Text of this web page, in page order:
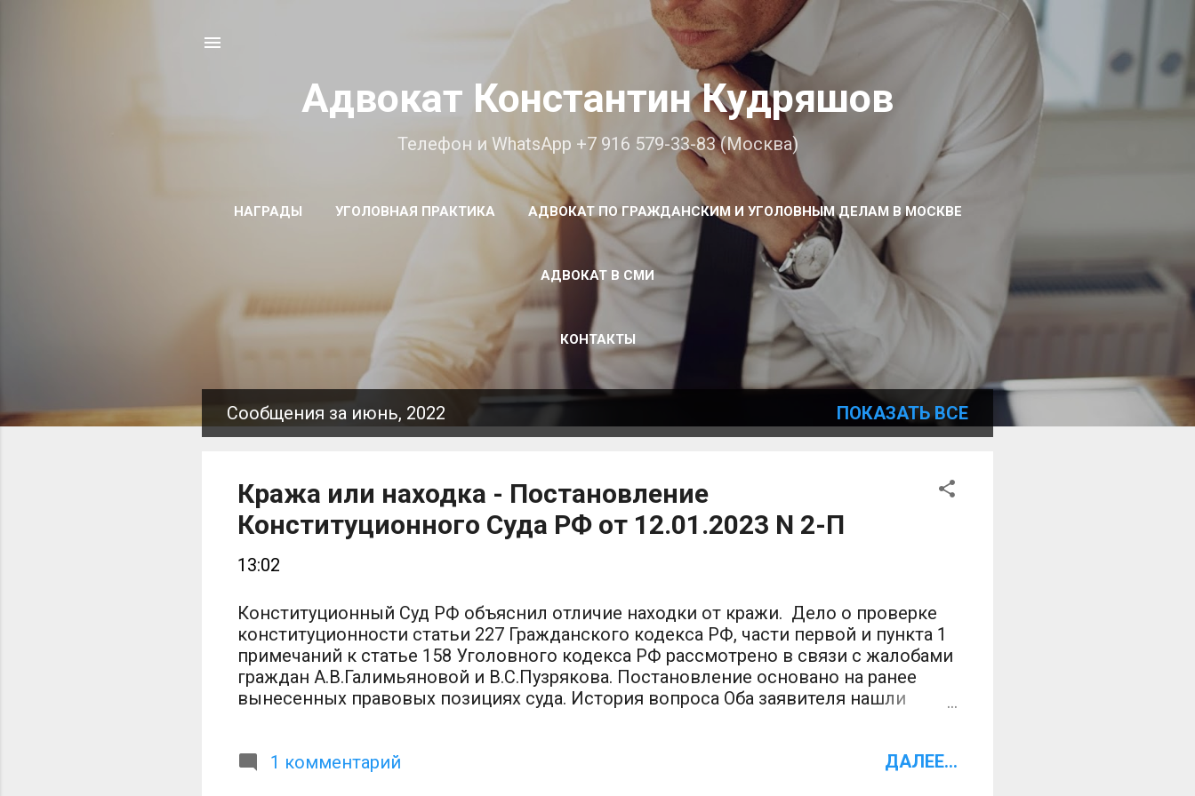
К основному контенту
Адвокат Константин Кудряшов
Телефон и WhatsApp +7 916 579-33-83 (Москва)
НАГРАДЫ УГОЛОВНАЯ ПРАКТИКА АДВОКАТ ПО ГРАЖДАНСКИМ И УГОЛОВНЫМ ДЕЛАМ В МОСКВЕ
АДВОКАТ В СМИ
КОНТАКТЫ
С Сообщения за июнь, 2022 ПОКАЗАТЬ ВСЕ
Кража или находка - Постановление
Конституционного Суда РФ от 12.01.2023 N 2-П
13:02
Конституционный Суд РФ объяснил отличие находки от кражи. Дело о проверке
конституционности статьи 227 Гражданского кодекса РФ, части первой и пункта 1
примечаний к статье 158 Уголовного кодекса РФ рассмотрено в связи с жалобами
граждан А.В.Галимьяновой и В.С.Пузрякова. Постановление основано на ранее
вынесенных правовых позициях суда. История вопроса Оба заявителя нашли
виновными в краже, поскольку присвоение найденной вещи лицом, сознающим
1 комментарий ДАЛЕЕ...